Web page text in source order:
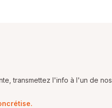
transmettez l'info à l'un de nos